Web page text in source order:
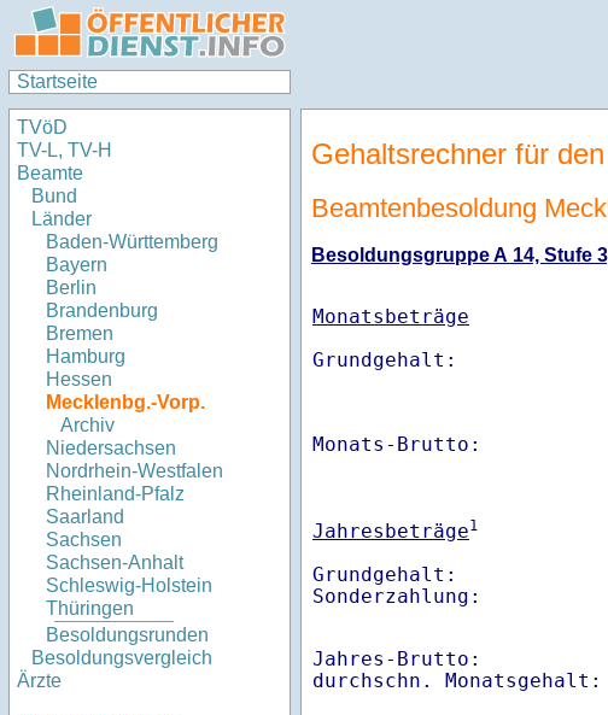
Startseite
TVöD
TV-L, TV-H
Beamte
Bund
Länder
Baden-Württemberg
Bayern
Berlin
Brandenburg
Bremen
Hamburg
Hessen
Mecklenbg.-Vorp.
Archiv
Niedersachsen
Nordrhein-Westfalen
Rheinland-Pfalz
Saarland
Sachsen
Sachsen-Anhalt
Schleswig-Holstein
Thüringen
Besoldungsrunden
Besoldungsvergleich
Ärzte
Gehaltsrechner für
Beamtenbesoldung
Besoldungsgruppe A 14, Stufe
Monatsbeträge
Monats-
Jahresbeträge1
Grundgehalt:
Jahres-